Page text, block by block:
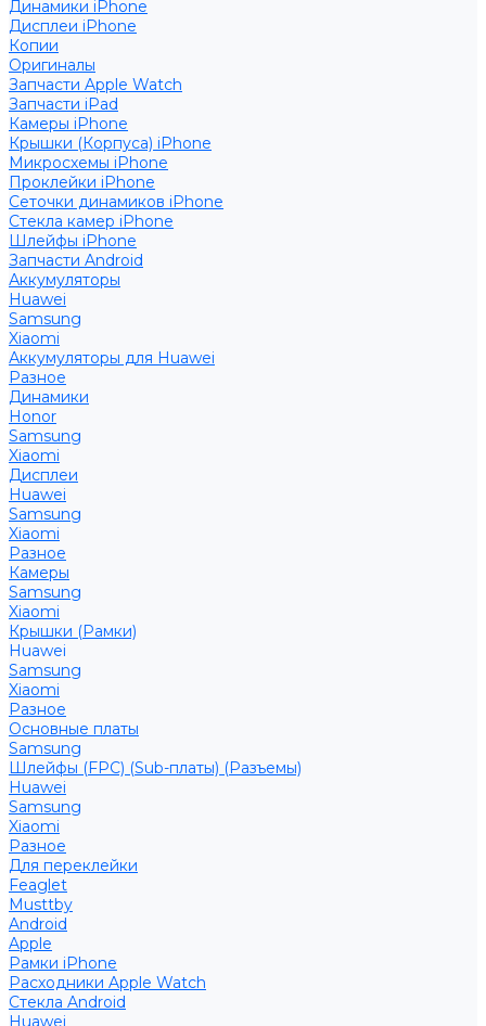
Динамики iPhone
Дисплеи iPhone
Копии
Оригиналы
Запчасти Apple Watch
Запчасти iPad
Камеры iPhone
Крышки (Корпуса) iPhone
Микросхемы iPhone
Проклейки iPhone
Сеточки динамиков iPhone
Стекла камер iPhone
Шлейфы iPhone
Запчасти Android
Аккумуляторы
Huawei
Samsung
Xiaomi
Аккумуляторы для Huawei
Разное
Динамики
Honor
Samsung
Xiaomi
Дисплеи
Huawei
Samsung
Xiaomi
Разное
Камеры
Samsung
Xiaomi
Крышки (Рамки)
Huawei
Samsung
Xiaomi
Разное
Основные платы
Samsung
Шлейфы (FPC) (Sub-платы) (Разъемы)
Huawei
Samsung
Xiaomi
Разное
Для переклейки
Feaglet
Musttby
Android
Apple
Рамки iPhone
Расходники Apple Watch
Стекла Android
Huawei